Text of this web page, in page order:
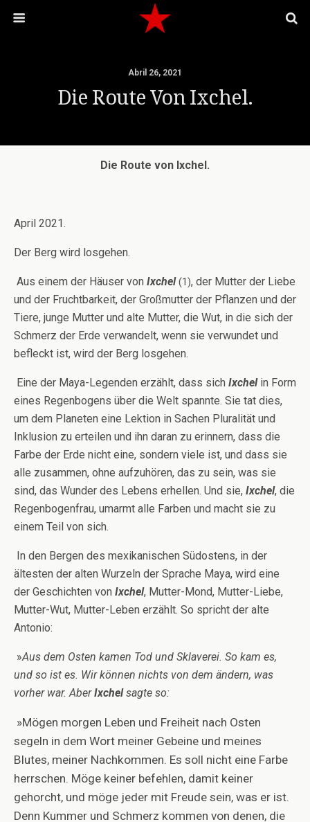
Abril 26, 2021
Die Route Von Ixchel.
Die Route von Ixchel.
April 2021.
Der Berg wird losgehen.
Aus einem der Häuser von Ixchel (1), der Mutter der Liebe
und der Fruchtbarkeit, der Großmutter der Pflanzen und der
Tiere, junge Mutter und alte Mutter, die Wut, in die sich der
Schmerz der Erde verwandelt, wenn sie verwundet und
befleckt ist, wird der Berg losgehen.
Eine der Maya-Legenden erzählt, dass sich Ixchelin Form
eines Regenbogens über die Welt spannte. Sie tat dies,
um dem Planeten eine Lektion in Sachen Pluralität und
Inklusion zu erteilen und ihn daran zu erinnern, dass die
Farbe der Erde nicht eine, sondern viele ist, und dass sie
alle zusammen, ohne aufzuhören, das zu sein, was sie
sind, das Wunder des Lebens erhellen. Und sie, Ixchel, die
Regenbogenfrau, umarmt alle Farben und macht sie zu
einem Teil von sich.
In den Bergen des mexikanischen Südostens, in der
ältesten der alten Wurzeln der Sprache Maya, wird eine
der Geschichten von Ixchel, Mutter-Mond, Mutter-Liebe,
Mutter-Wut, Mutter-Leben erzählt. So spricht der alte
Antonio:
»Aus dem Osten kamen Tod und Sklaverei. So kam es,
und so ist es. Wir können nichts von dem ändern, was
vorher war. AberIxchelsagte so:
»Mögen morgen Leben und Freiheit nach Osten
segeln in dem Wort meiner Gebeine und meines
Blutes, meiner Nachkommen. Es soll nicht eine Farbe
herrschen. Möge keiner befehlen, damit keiner
gehorcht, und möge jeder mit Freude sein, was er ist.
Denn Kummer und Schmerz kommen von denen, die